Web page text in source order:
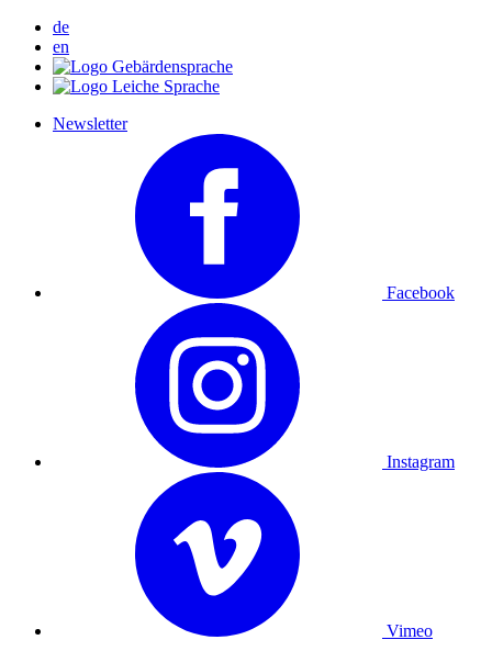
de
en
Newsletter
Facebook
Instagram
Vimeo